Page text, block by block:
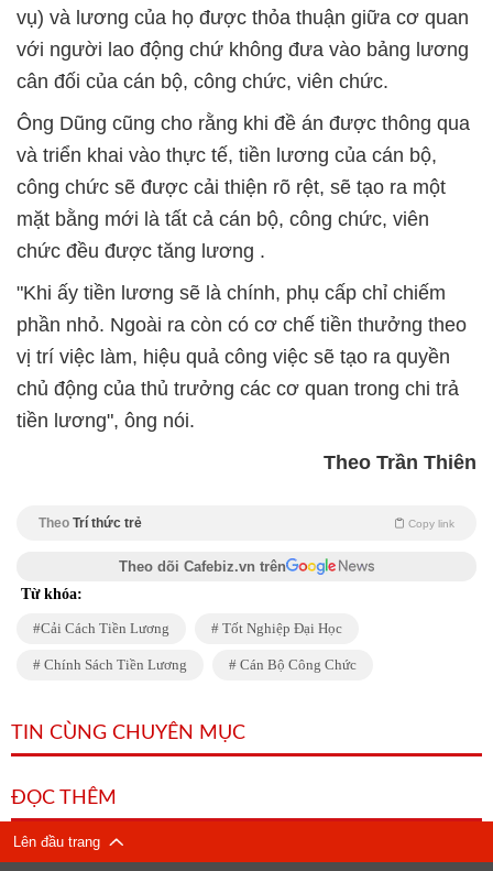
vụ) và lương của họ được thỏa thuận giữa cơ quan
với người lao động chứ không đưa vào bảng lương
cân đối của cán bộ, công chức, viên chức.
Ông Dũng cũng cho rằng khi đề án được thông qua
và triển khai vào thực tế, tiền lương của cán bộ,
công chức sẽ được cải thiện rõ rệt, sẽ tạo ra một
mặt bằng mới là tất cả cán bộ, công chức, viên
chức đều được tăng lương .
"Khi ấy tiền lương sẽ là chính, phụ cấp chỉ chiếm
phần nhỏ. Ngoài ra còn có cơ chế tiền thưởng theo
vị trí việc làm, hiệu quả công việc sẽ tạo ra quyền
chủ động của thủ trưởng các cơ quan trong chi trả
tiền lương", ông nói.
Theo Trần Thiên
Theo Trí thức trẻ Copy link
Theo dõi Cafebiz.vn trên
Từ khóa:
Cải Cách Tiền Lương Tốt Nghiệp Đại Học
Chính Sách Tiền Lương Cán Bộ Công Chức
TIN CÙNG CHUYÊN MỤC
ĐỌC THÊM
Lên đầu trang